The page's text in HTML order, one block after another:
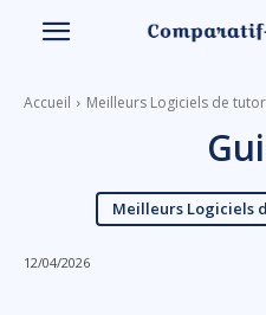
Accueil Meilleurs Logiciels de
Meilleurs Logiciels
12/04/2026